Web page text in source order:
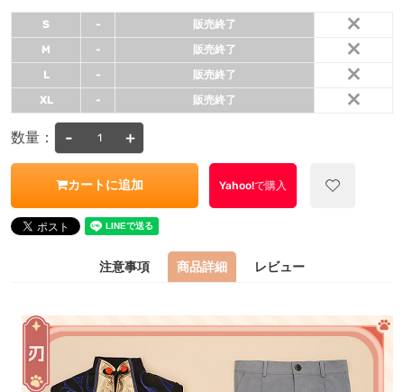
S - 販売終了 ×
M - 販売終了 ×
L - 販売終了 ×
XL - 販売終了 ×
数量： - +
カートに追加 Yahoo!で購入
注意事項 商品詳細 レビュー